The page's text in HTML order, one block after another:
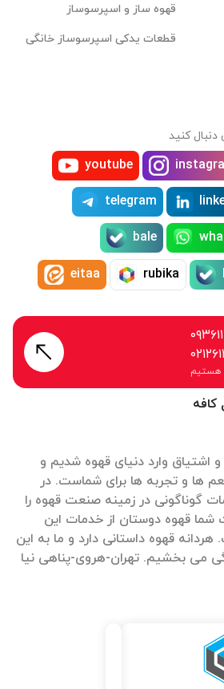
کافه
با عشق و اشتیاق وارد دنیای قهوه شدیم و
ها و تجربه ها برای شماست. در
گوناگونی در زمینه صنعت قهوه را
شما قهوه دوستان از خدمات این
قهوه داستانی دارد و ما به این
می بخشیم. تهران-هروی-پناهی نیا
قهوه ساز و اسپرسوساز
قطعات یدکی اسپرسوساز خانگی
کنید
youtube
telegram
bale
rubika
eitaa
هستیم